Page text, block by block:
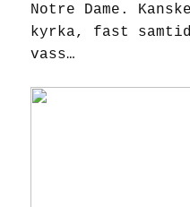
Notre Dame.
kyrka, fast
vass…